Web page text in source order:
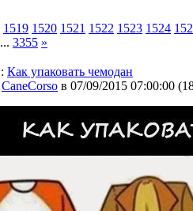
1519 1520 1521 1522 1523 1524
... 3355 »
: Как упаковать чемодан
CaneCorso в 07/09/2015 07:00:00 (